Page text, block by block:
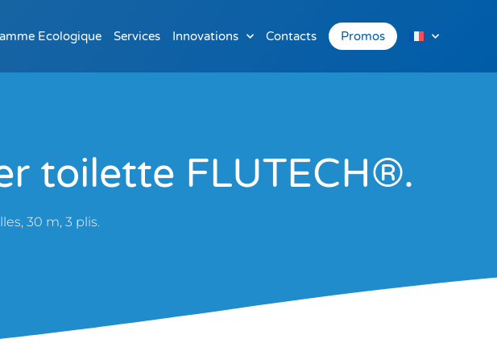
Ecologique Services Innovations Contacts Promos
toilette FLUTECH®.
30 m, 3 plis.